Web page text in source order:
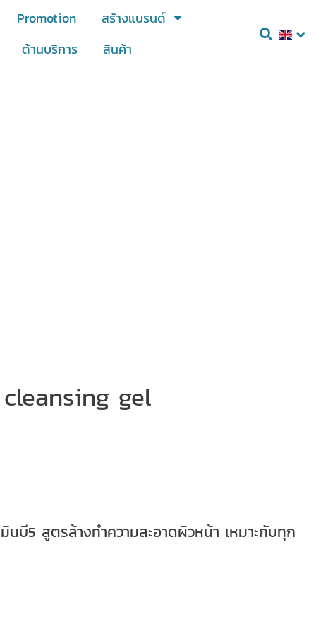
Promotion
สร้างแบรนด์
ด้านบริการ สินค้า
gel
นบี5 สูตรล้างทำความสะอาดผิวหน้า เหมาะกับทุก